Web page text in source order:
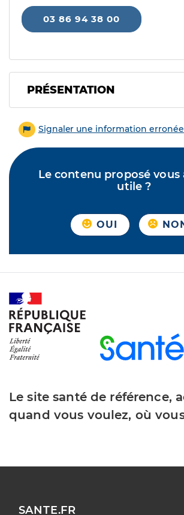
03 86 94 38 00
PRÉSENTATION
Signaler une information
Le contenu proposé
utile ?
OUI
Le site santé de référence,
quand vous voulez, où
SANTE.FR